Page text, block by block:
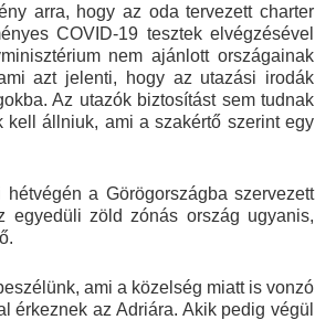
arra, hogy az oda tervezett charter
COVID-19 tesztek elvégzésével
nem ajánlott országainak
azt jelenti, hogy az utazási irodák
Az utazók biztosítást sem tudnak
kell állniuk, ami a szakértő szerint egy
a Görögországba szervezett
egyedüli zöld zónás ország ugyanis,
ami a közelség miatt is vonzó
érkeznek az Adriára. Akik pedig végül